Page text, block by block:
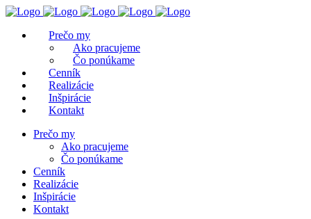
Prečo my
Ako pracujeme
Čo ponúkame
Cenník
Realizácie
Inšpirácie
Kontakt
Prečo my
Ako pracujeme
Čo ponúkame
Cenník
Realizácie
Inšpirácie
Kontakt